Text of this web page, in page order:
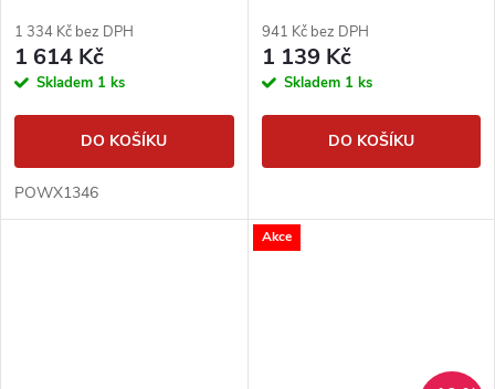
1 334 Kč bez DPH
1 614 Kč
Skladem 1 ks
DO KOŠÍKU
POWX1346
941 Kč bez DPH
1 139 Kč
Skladem 1 ks
DO KOŠÍKU
Akce